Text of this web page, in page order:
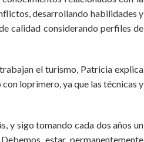
desarrollando habilidades y
calidad considerando perfiles de
el turismo, Patricia explica
loprimero, ya que las técnicas y
y sigo tomando cada dos años un
estar permanentemente